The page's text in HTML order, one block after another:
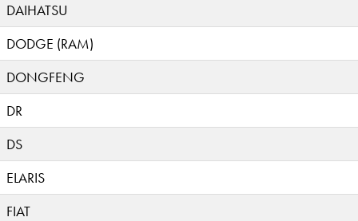
DAIHATSU
DODGE (RAM)
DONGFENG
DR
DS
ELARIS
FIAT